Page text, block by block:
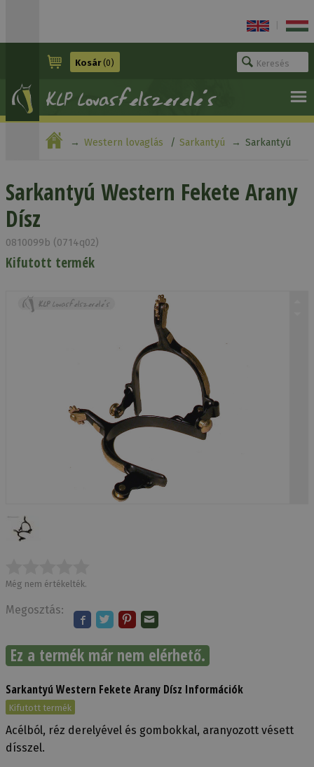
Kosár(0)
Western lovaglás Sarkantyú Sarkantyú
Sarkantyú Western Fekete Arany
Dísz
0810099b (0714q02)
Kifutott termék
Még nem értékelték.
Megosztás:
Ez a termék már nem elérhető.
Sarkantyú Western Fekete Arany Dísz Információk
Kifutott termék
Acélból, réz derelyével és gombokkal, aranyozott vésett
dísszel.